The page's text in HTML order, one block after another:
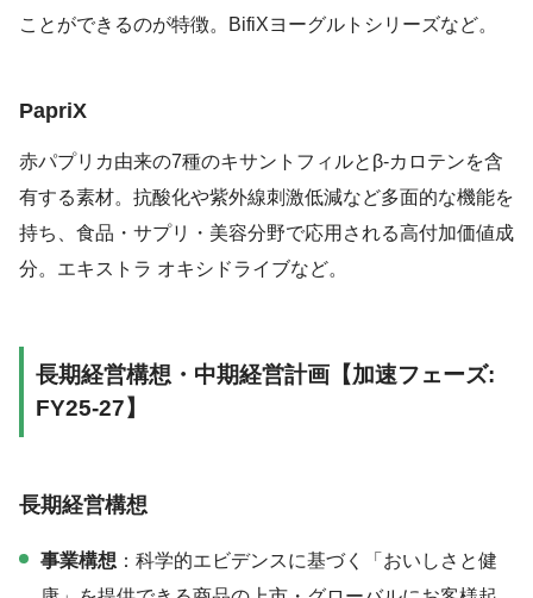
ことができるのが特徴。BifiXヨーグルトシリーズなど。
PapriX
赤パプリカ由来の7種のキサントフィルとβ-カロテンを含
有する素材。抗酸化や紫外線刺激低減など多面的な機能を
持ち、食品・サプリ・美容分野で応用される高付加価値成
分。エキストラ オキシドライブなど。
長期経営構想・ 中期経営計画【加速フェーズ:
FY25-27】
長期経営構想
事業構想 ：科学的エビデンスに基づく「おいしさと健